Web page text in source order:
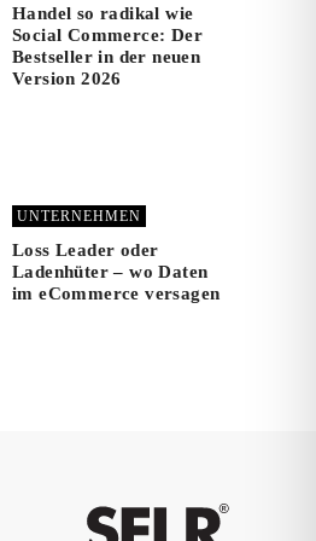
Handel so radikal wie
Social Commerce: Der
Bestseller in der neuen
Version 2026
UNTERNEHMEN
Loss Leader oder
Ladenhüter – wo Daten
im eCommerce versagen